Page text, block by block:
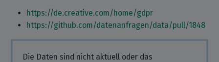
https://de.creative.com/home/gdpr
https://github.com/datenanfragen/data/pull/1848
Die Daten sind nicht aktuell oder das